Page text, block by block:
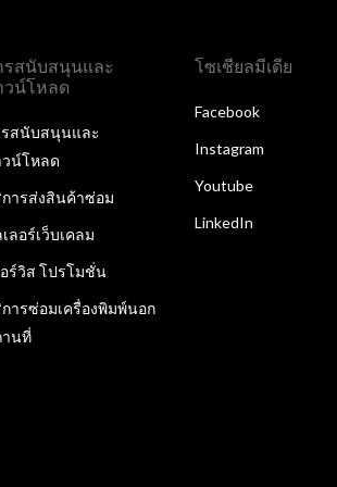
รสนับสนุนและ
วน์โหลด
รสนับสนุนและ
วน์โหลด
ารส่งสินค้าซ่อม
ลอร์เว็บเคลม
ร์วิส โปรโมชั่น
ารซ่อมเครื่องพิมพ์นอก
านที่
โซเชียลมีเดีย
Facebook
Instagram
Youtube
LinkedIn